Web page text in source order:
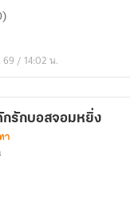
/ 14:02 น.
กรักบอสจอมหยิ่ง
า